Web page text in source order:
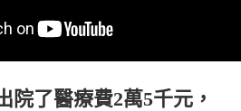
院了醫療費2萬5千元，